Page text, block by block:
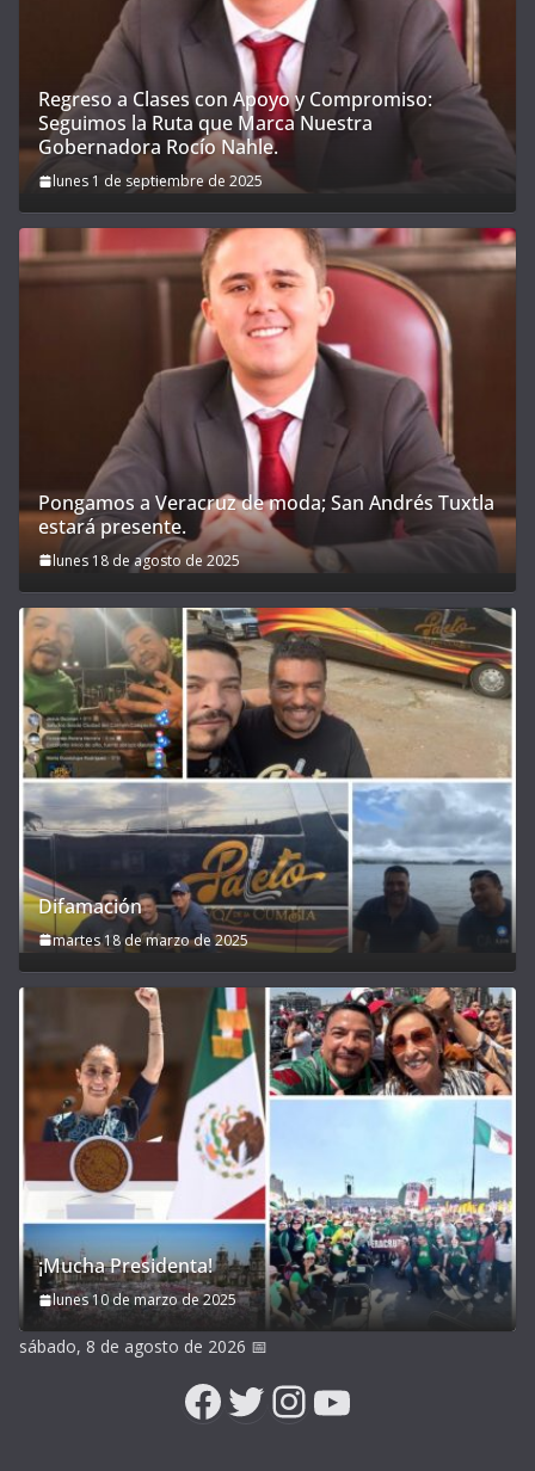
Regreso a Clases con Apoyo y Compromiso:
Seguimos la Ruta que Marca Nuestra
Gobernadora Rocío Nahle.
lunes 1 de septiembre de 2025
Pongamos a Veracruz de moda; San Andrés Tuxtla
estará presente.
lunes 18 de agosto de 2025
Difamación
martes 18 de marzo de 2025
¡Mucha Presidenta!
lunes 10 de marzo de 2025
sábado, 8 de agosto de 2026 📅
Facebook
Twitter
Instagram
YouTube